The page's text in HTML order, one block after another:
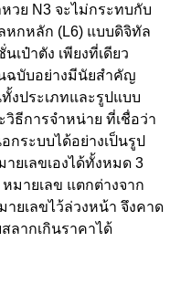
วย N3 จะไม่กระทบกับ
หกหลัก (L6) แบบดิจิทัล
เป๋าตัง เพียงที่เดียว
ฉบับอย่างมีนัยสำคัญ
งประเภทและรูปแบบ
วิธีการจำหน่าย ที่เชื่อว่า
กระบบได้อย่างเป็นรูป
ยเลขเองได้ทั้งหมด 3
มายเลข แตกต่างจาก
ยเลขไว้ล่วงหน้า จึงคาด
ลากเกินราคาได้